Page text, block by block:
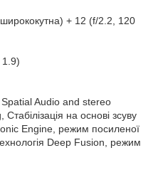
+ 12 (f/2.2, 120
Audio and stereo
на основі зсуву
Engine, режим посиленої
Deep Fusion, режим